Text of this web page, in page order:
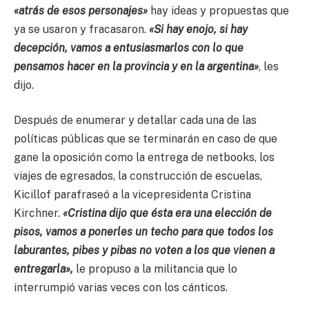
«atrás de esos personajes» hay ideas y propuestas que
ya se usaron y fracasaron. «Si hay enojo, si hay
decepción, vamos a entusiasmarlos con lo que
pensamos hacer en la provincia y en la argentina», les
dijo.
Después de enumerar y detallar cada una de las
políticas públicas que se terminarán en caso de que
gane la oposición como la entrega de netbooks, los
viajes de egresados, la construcción de escuelas,
Kicillof parafraseó a la vicepresidenta Cristina
Kirchner. «Cristina dijo que ésta era una elección de
pisos, vamos a ponerles un techo para que todos los
laburantes, pibes y pibas no voten a los que vienen a
entregarla», le propuso a la militancia que lo
interrumpió varias veces con los cánticos.